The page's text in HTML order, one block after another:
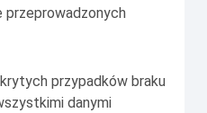
przeprowadzonych
przypadków braku
danymi